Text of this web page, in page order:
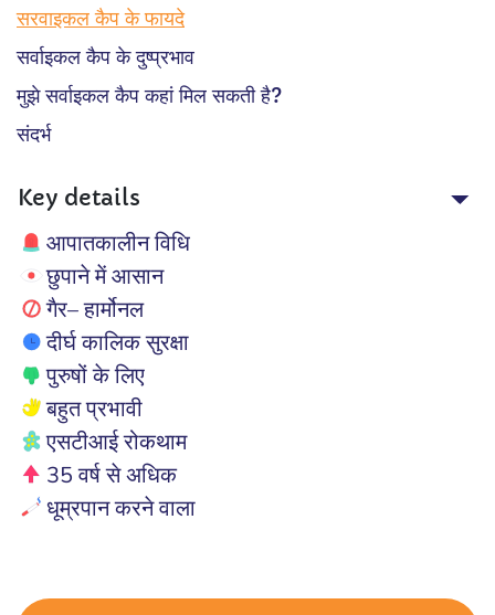
सरवाइकल कैप के फायदे
सर्वाइकल कैप के दुष्प्रभाव
मुझे सर्वाइकल कैप कहां मिल सकती है?
संदर्भ
Key details
आपातकालीन विधि
छुपाने में आसान
गैर– हार्मोनल
दीर्घ कालिक सुरक्षा
पुरुषों के लिए
बहुत प्रभावी
एसटीआई रोकथाम
35 वर्ष से अधिक
धूम्रपान करने वाला